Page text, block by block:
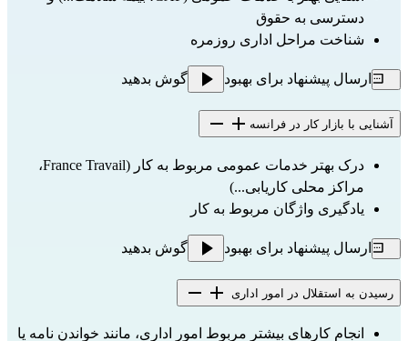
دسترسی به حقوق
شناخت مراحل اداری روزمره
ارسال پیشنهاد برای بهبود گوش بدهید
آشنایی با بازار کار در فرانسه
مراکز محلی کاریابی...)
یادگیری واژگان مربوط به کار
ارسال پیشنهاد برای بهبود گوش بدهید
رسیدن به استقلال در امور اداری